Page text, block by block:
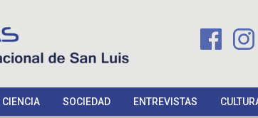
CIENCIA SOCIEDAD ENTREVISTAS